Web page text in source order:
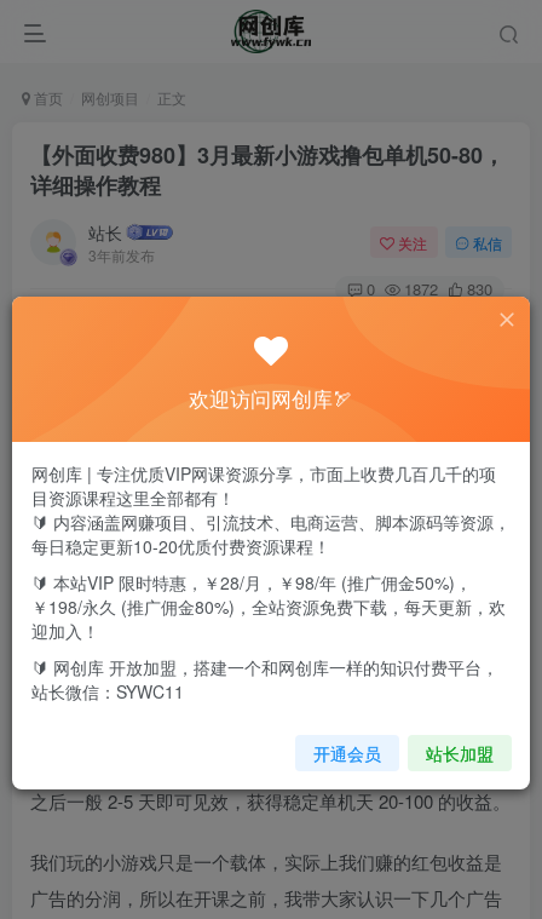
首页 网创项目 正文
【外面收费980】3月最新小游戏撸包单机50-80，
详细操作教程
站长
3年前发布
关注 私信
0 1872 830
做这个项目，最重要的最主要的就是养机！玩游戏撸包，想
撸大包，想持续的撸大包，就要先养机！
在小游戏红包这个行业，大家记住，是 6 分养机，2分开
来学习，学明白之后再去操作，这样会少走弯路，认真学完
之后一般 2-5 天即可见效，获得稳定单机天 20-100 的收益。
我们玩的小游戏只是一个载体，实际上我们赚的红包收益是
广告的分润，所以在开课之前，我带大家认识一下几个广告
欢迎访问网创库🏹
网创库 | 专注优质VIP网课资源分享，市面上收费几百几千的项
目资源课程这里全部都有！
🔰 内容涵盖网赚项目、引流技术、电商运营、脚本源码等资源，
每日稳定更新10-20优质付费资源课程！
🔰 本站VIP 限时特惠，￥28/月，￥98/年 (推广佣金50%)，
￥198/永久 (推广佣金80%)，全站资源免费下载，每天更新，欢
迎加入！
🔰 网创库 开放加盟，搭建一个和网创库一样的知识付费平台，
站长微信：SYWC11
开通会员 站长加盟